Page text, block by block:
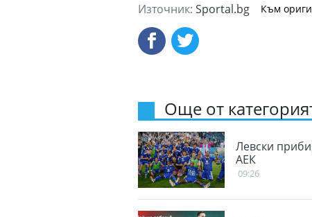
Източник: Sportal.bg Към
Още от
Левски
АЕК
09:26